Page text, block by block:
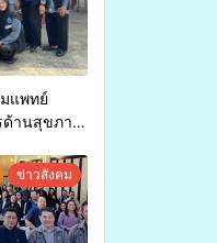
แพทย์
ด้านสุขภาพ
ข่าวสังคม